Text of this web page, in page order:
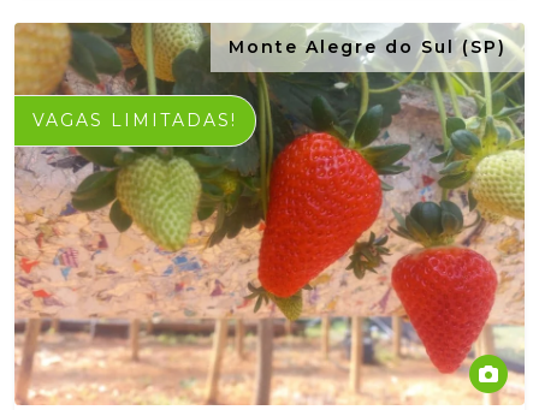
VAGAS LIMITADAS!
Monte Alegre do Sul (SP)